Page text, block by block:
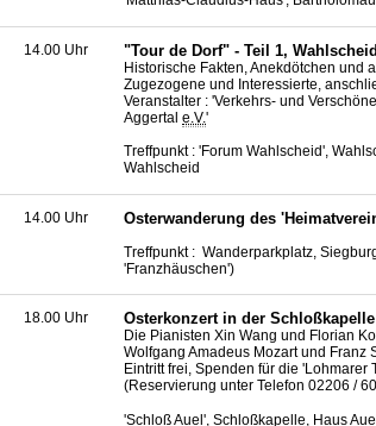
14.00 Uhr "Tour de Dorf" - Teil 1,
Historische Fakten, Anekdötchen und
Zugezogene und Interessierte,
Veranstalter : 'Verkehrs- und
Aggertal e.V.'
Treffpunkt : 'Forum Wahlscheid',
Wahlscheid
14.00 Uhr Osterwanderung des
Treffpunkt : Wanderparkplatz,
'Franzhäuschen')
18.00 Uhr Osterkonzert in der
Die Pianisten Xin Wang und Florian
Wolfgang Amadeus Mozart und Franz
Eintritt frei, Spenden für die 'Lohmarer
(Reservierung unter Telefon 02206 /
'Schloß Auel', Schloßkapelle, Haus